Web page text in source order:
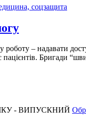
соцзащита
– надавати
Бригади